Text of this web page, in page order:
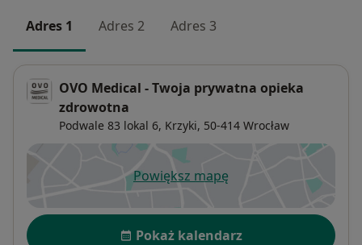
Adres 1 Adres 2 Adres 3
OVO Medical - Twoja prywatna opieka
zdrowotna
Podwale 83 lokal 6, Krzyki, 50-414 Wrocław
Powiększ mapęotwiera się w nowej karcie
Dostępność
Pokaż kalendarz